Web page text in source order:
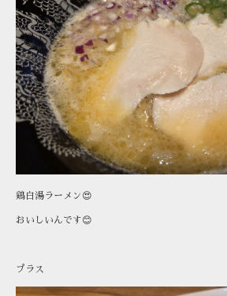
鶏白湯ラーメン😍
おいしいんです😊
プラス